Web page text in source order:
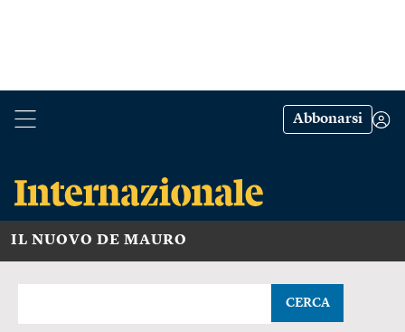
Abbonarsi
IL NUOVO DE MAURO
CERCA